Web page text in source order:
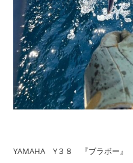
YAMAHA Y３８ 『ブラボー』